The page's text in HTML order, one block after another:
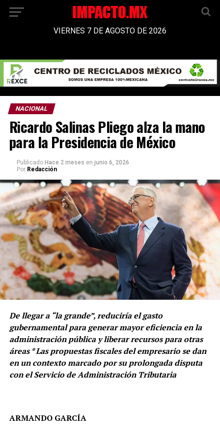
VIERNES 7 DE AGOSTO DE 2026
NACIONAL
Ricardo Salinas Pliego alza la mano
para la Presidencia de México
Publicado Hace 2 meses en junio 6, 2026
Por Redacción
De llegar a “la grande”, reduciría el gasto
gubernamental para generar mayor eficiencia en la
administración pública y liberar recursos para otras
áreas * Las propuestas fiscales del empresario se dan
en un contexto marcado por su prolongada disputa
con el Servicio de Administración Tributaria
ARMANDO GARCÍA